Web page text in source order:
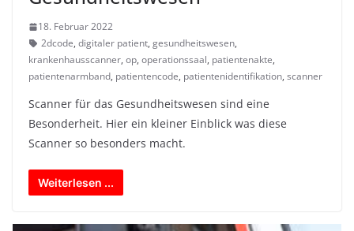
18. Februar 2022
2dcode, digitaler patient, gesundheitswesen,
krankenhausscanner, op, operationssaal, patientenakte,
patientenarmband, patientencode, patientenidentifikation, scanner
Scanner für das Gesundheitswesen sind eine
Besonderheit. Hier ein kleiner Einblick was diese
Scanner so besonders macht.
Weiterlesen ...